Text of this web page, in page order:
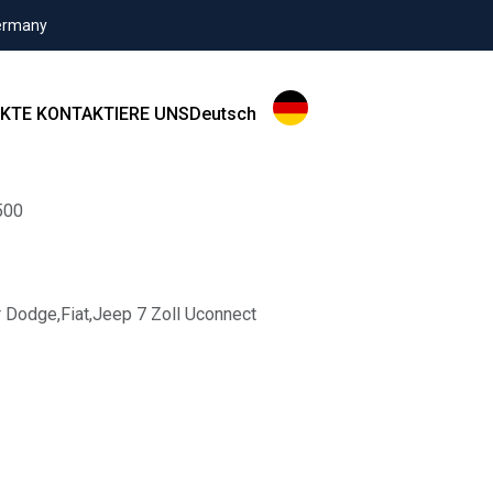
KONTAKTIERE UNSDeutsch
7 Zoll Uconnect